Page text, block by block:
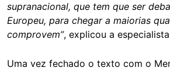
supranacional, que tem que ser
Europeu, para chegar a maiorias
comprovem”, explicou a
Uma vez fechado o texto com o